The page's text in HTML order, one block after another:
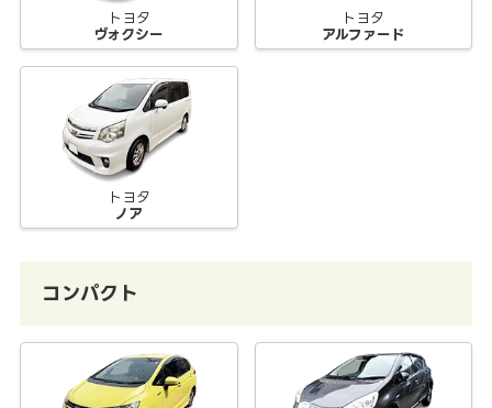
トヨタ
ヴォクシー
トヨタ
アルファード
トヨタ
ノア
コンパクト